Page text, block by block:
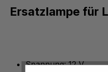
Ersatzlampe für
Spannung: 12 V